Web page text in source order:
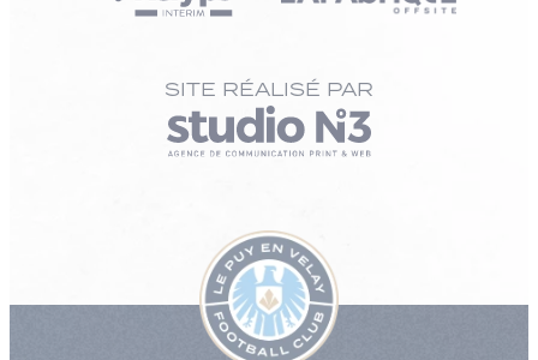
SITE RÉALISÉ PAR